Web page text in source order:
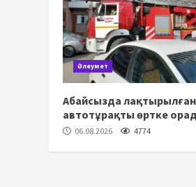
Әлеумет
Абайсызда лақтырылған
автотұрақты өртке
06.08.2026 4774